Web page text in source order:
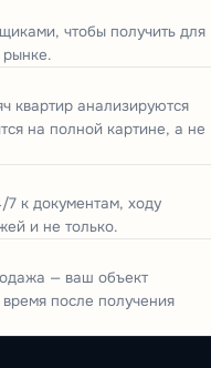
чтобы получить для
квартир анализируются
на полной картине, а не
к документам, ходу
и не только.
— ваш объект
после получения